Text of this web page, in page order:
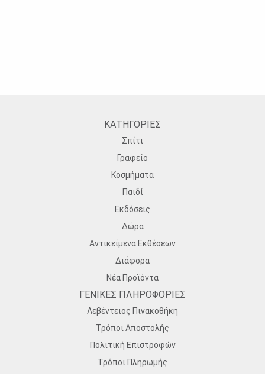
ΚΑΤΗΓΟΡΙΕΣ
Σπίτι
Γραφείο
Κοσμήματα
Παιδί
Εκδόσεις
Δώρα
Αντικείμενα Εκθέσεων
Διάφορα
Νέα Προϊόντα
ΓΕΝΙΚΕΣ ΠΛΗΡΟΦΟΡΙΕΣ
Λεβέντειος Πινακοθήκη
Τρόποι Αποστολής
Πολιτική Επιστροφών
Τρόποι Πληρωμής